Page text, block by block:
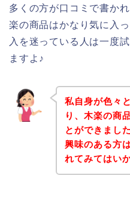
多くの方が口コミで書か
楽の商品はかなり気に入
入を迷っている人は一度
ますよ♪
私自身が色々
り、木楽の商
とができまし
興味のある方
れてみてはい